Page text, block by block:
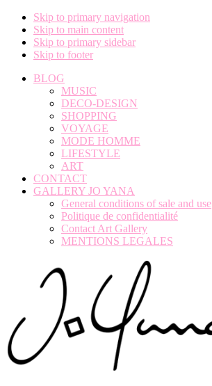
Skip to primary navigation
Skip to main content
Skip to primary sidebar
Skip to footer
BLOG
MUSIC
DECO-DESIGN
SHOPPING
VOYAGE
MODE HOMME
LIFESTYLE
ART
CONTACT
GALLERY JO YANA
General conditions of sale and use
Politique de confidentialité
Contact Art Gallery
MENTIONS LEGALES